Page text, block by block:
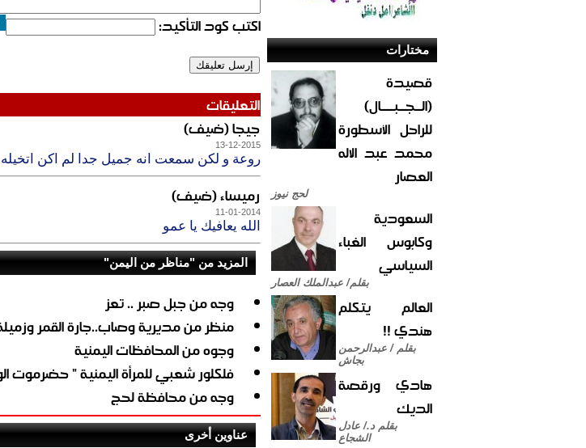
مختارات
قصيدة
(الــجــبــــال)
للراحل الأسطورة
محمد عبد الاله
العصار
لحج نيوز
السعودية
وكابوس الغباء
السياسي
بقلم/ عبدالملك العصار
العالم يتكلم
هندي !!
بقلم / عبدالرحمن
بجاش
هادي ورقصة
الديك
بقلم د./ عادل
الشجاع
اكتب كود التأكيد:
التعليقات
جيجا (ضيف)
13-12-2015
روعة و لكن سمعت انه جميل جدا لم اكن اتخيله
رميساء (ضيف)
11-01-2014
الله يعافيك يا عمو
المزيد من "مناظر من اليمن"
وجه من جبل صبر .. تعز
منظر من مديرية وصاب..جارة القمر
وجوه من المحافظات اليمنية
فلكلور شعبي للمرأة اليمنية " حضرموت
وجه من محافظة لحج
عناوين أخرى